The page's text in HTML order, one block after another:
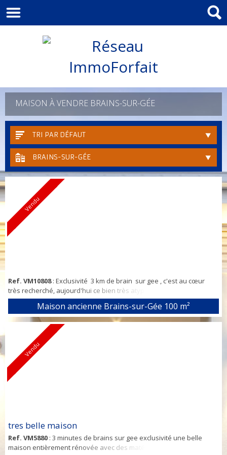
MAISON À VENDRE BRAINS-SUR-GÉE
TRI PAR DÉFAUT
BRAINS-SUR-GÉE
Vendu
Ref. VM10808: Exclusivité 3 km de brain sur gee , c'est au cœur
très recherché, aujourd'hui ce bien très atypique... Cette maison
familiale, offre un potentiel rare. Au rez-de-chaussée, une belle
pièce de vie avec cuisine semis-ouverte, donnant sur une véranda
1 chambre sdb. Au premier étage, on retrouve 2 chambres, une
pièce supplémentaire idéale pour une chambre d'amis ou d'enfant,
Maison ancienne Brains-sur-Gée 100 m²
Vendu
tres belle maison
Ref. VM5880 : 3 minutes de brains sur gee exclusivité une belle
maison entièrement rénovée avec des matériaux de qualité. À l'abri